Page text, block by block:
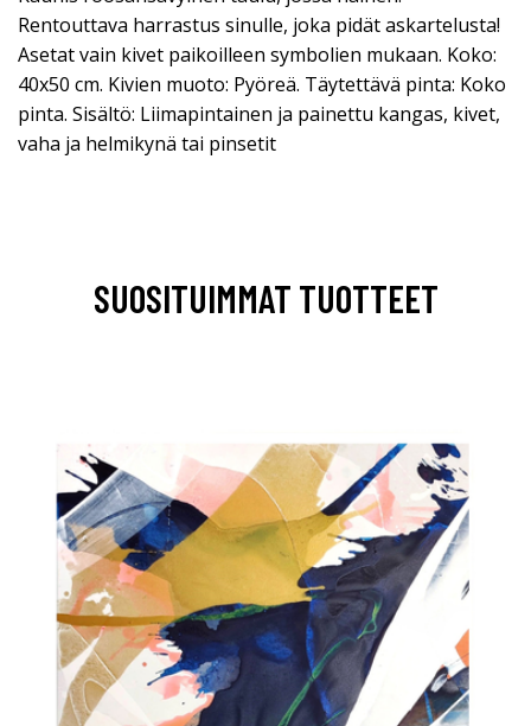
Rentouttava harrastus sinulle, joka pidät askartelusta!
Asetat vain kivet paikoilleen symbolien mukaan. Koko:
40x50 cm. Kivien muoto: Pyöreä. Täytettävä pinta: Koko
pinta. Sisältö: Liimapintainen ja painettu kangas, kivet,
vaha ja helmikynä tai pinsetit
SUOSITUIMMAT TUOTTEET